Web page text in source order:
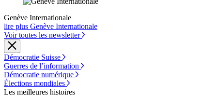
Genève Internationale
lire plus Genève Internationale
Voir toutes les newsletter
Démocratie Suisse
Guerres de l’information
Démocratie numérique
Élections mondiales
Les meilleures histoires